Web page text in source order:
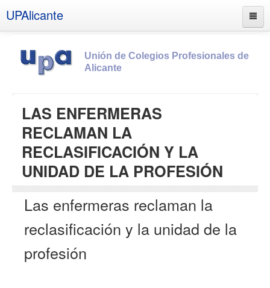
UPAlicante
Unión de Colegios Profesionales de
Alicante
Socios
Estatutos
Documentos
Boletines
UPSANA
Contacto
LAS ENFERMERAS
RECLAMAN LA
RECLASIFICACIÓN Y LA
UNIDAD DE LA PROFESIÓN
Las enfermeras reclaman la
reclasificación y la unidad de la
profesión